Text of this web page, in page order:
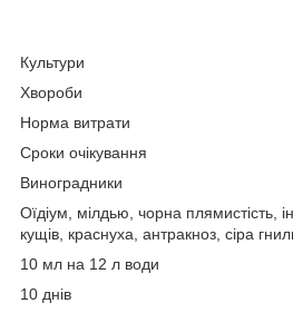
Культури
Хвороби
Норма витрати
Сроки очікування
Виноградники
Оїдіум, мілдью, чорна плямистість,
кущів, краснуха, антракноз, сіра
10 мл на 12 л води
10 днів